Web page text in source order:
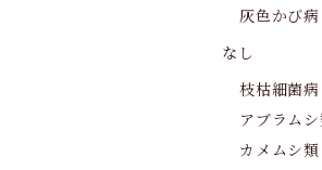
灰色かび病
なし
枝枯細菌病
アブラムシ
カメムシ類